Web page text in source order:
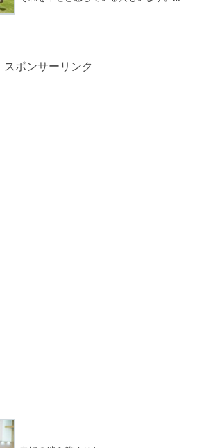
スポンサーリンク